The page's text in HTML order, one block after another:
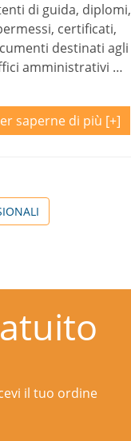
di guida, diplomi,
certificati,
destinati agli
amministrativi …
saperne di più
il tuo ordine